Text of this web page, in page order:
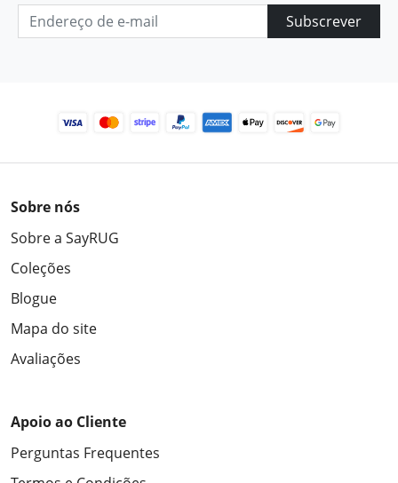
Subscrever
Sobre nós
Sobre a SayRUG
Coleções
Blogue
Mapa do site
Avaliações
Apoio ao Cliente
Perguntas Frequentes